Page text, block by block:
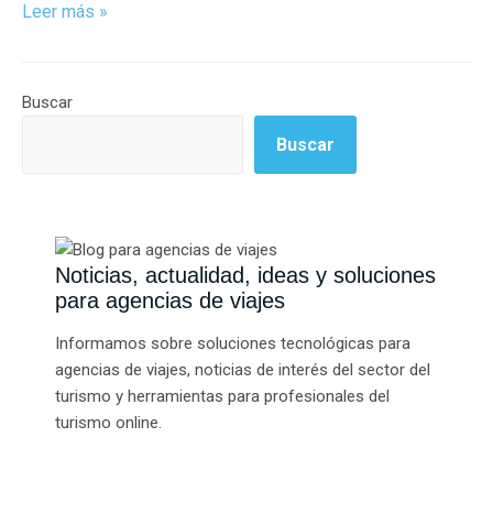
Leer más »
Buscar
Buscar
Noticias, actualidad, ideas y soluciones
para agencias de viajes
Informamos sobre soluciones tecnológicas para
agencias de viajes, noticias de interés del sector del
turismo y herramientas para profesionales del
turismo online.